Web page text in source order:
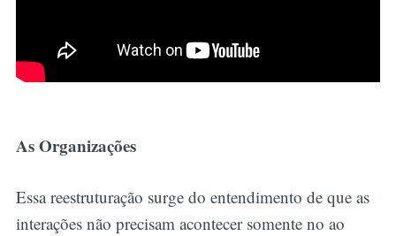
As Organizações
Essa reestruturação surge do entendimento de que as
interações não precisam acontecer somente no ao